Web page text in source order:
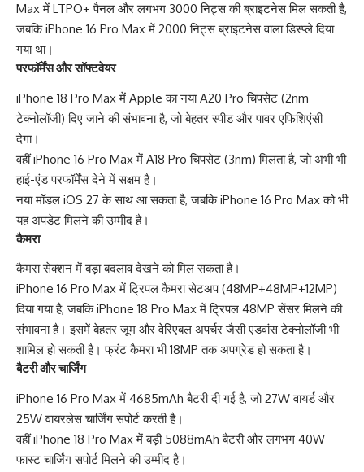
Max में LTPO+ पैनल और लगभग 3000 निट्स की ब्राइटनेस मिल सकती है,
जबकि iPhone 16 Pro Max में 2000 निट्स ब्राइटनेस वाला डिस्प्ले दिया
गया था।
परफॉर्मेंस और सॉफ्टवेयर
iPhone 18 Pro Max में Apple का नया A20 Pro चिपसेट (2nm
टेक्नोलॉजी) दिए जाने की संभावना है, जो बेहतर स्पीड और पावर एफिशिएंसी
देगा।
वहीं iPhone 16 Pro Max में A18 Pro चिपसेट (3nm) मिलता है, जो अभी भी
हाई-एंड परफॉर्मेंस देने में सक्षम है।
नया मॉडल iOS 27 के साथ आ सकता है, जबकि iPhone 16 Pro Max को भी
यह अपडेट मिलने की उम्मीद है।
कैमरा
कैमरा सेक्शन में बड़ा बदलाव देखने को मिल सकता है।
iPhone 16 Pro Max में ट्रिपल कैमरा सेटअप (48MP+48MP+12MP)
दिया गया है, जबकि iPhone 18 Pro Max में ट्रिपल 48MP सेंसर मिलने की
संभावना है। इसमें बेहतर जूम और वेरिएबल अपर्चर जैसी एडवांस टेक्नोलॉजी भी
शामिल हो सकती है। फ्रंट कैमरा भी 18MP तक अपग्रेड हो सकता है।
बैटरी और चार्जिंग
iPhone 16 Pro Max में 4685mAh बैटरी दी गई है, जो 27W वायर्ड और
25W वायरलेस चार्जिंग सपोर्ट करती है।
वहीं iPhone 18 Pro Max में बड़ी 5088mAh बैटरी और लगभग 40W
फास्ट चार्जिंग सपोर्ट मिलने की उम्मीद है।